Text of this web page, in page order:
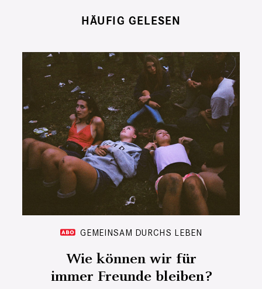
HÄUFIG GELESEN
GEMEINSAM DURCHS LEBEN
Wie können wir für
immer Freunde bleiben?